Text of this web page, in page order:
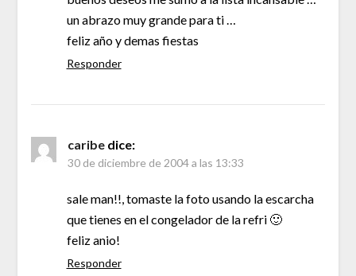
un abrazo muy grande para ti …
feliz año y demas fiestas
Responder
caribe dice:
30 de diciembre de 2004 a las 13:33
sale man!!, tomaste la foto usando la escarcha
que tienes en el congelador de la refri 🙂
feliz anio!
Responder